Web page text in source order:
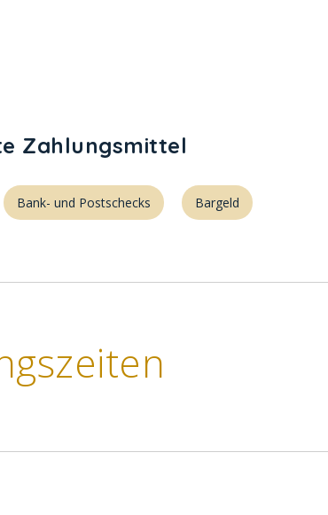
Zahlungsmittel
Bank- und Postschecks Bargeld